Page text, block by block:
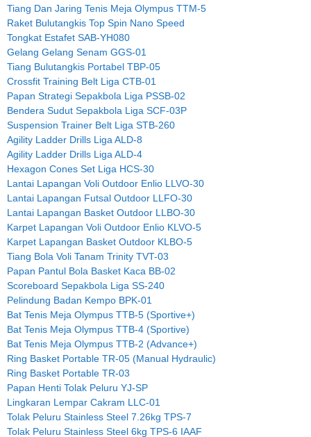
Tiang Dan Jaring Tenis Meja Olympus TTM-5
Raket Bulutangkis Top Spin Nano Speed
Tongkat Estafet SAB-YH080
Gelang Gelang Senam GGS-01
Tiang Bulutangkis Portabel TBP-05
Crossfit Training Belt Liga CTB-01
Papan Strategi Sepakbola Liga PSSB-02
Bendera Sudut Sepakbola Liga SCF-03P
Suspension Trainer Belt Liga STB-260
Agility Ladder Drills Liga ALD-8
Agility Ladder Drills Liga ALD-4
Hexagon Cones Set Liga HCS-30
Lantai Lapangan Voli Outdoor Enlio LLVO-30
Lantai Lapangan Futsal Outdoor LLFO-30
Lantai Lapangan Basket Outdoor LLBO-30
Karpet Lapangan Voli Outdoor Enlio KLVO-5
Karpet Lapangan Basket Outdoor KLBO-5
Tiang Bola Voli Tanam Trinity TVT-03
Papan Pantul Bola Basket Kaca BB-02
Scoreboard Sepakbola Liga SS-240
Pelindung Badan Kempo BPK-01
Bat Tenis Meja Olympus TTB-5 (Sportive+)
Bat Tenis Meja Olympus TTB-4 (Sportive)
Bat Tenis Meja Olympus TTB-2 (Advance+)
Ring Basket Portable TR-05 (Manual Hydraulic)
Ring Basket Portable TR-03
Papan Henti Tolak Peluru YJ-SP
Lingkaran Lempar Cakram LLC-01
Tolak Peluru Stainless Steel 7.26kg TPS-7
Tolak Peluru Stainless Steel 6kg TPS-6 IAAF